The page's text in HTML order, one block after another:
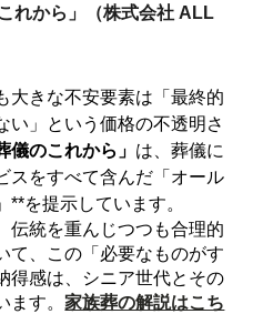
れから」（株式会社 ALL
大きな不安要素は「最終的
い」という価格の不透明さ
儀のこれから」 は、葬儀に
スをすべて含んだ「オール
を提示しています。
伝統を重んじつつも合理的
て、この「必要なものがす
得感は、シニア世代とその
ます。家族葬の解説はこち